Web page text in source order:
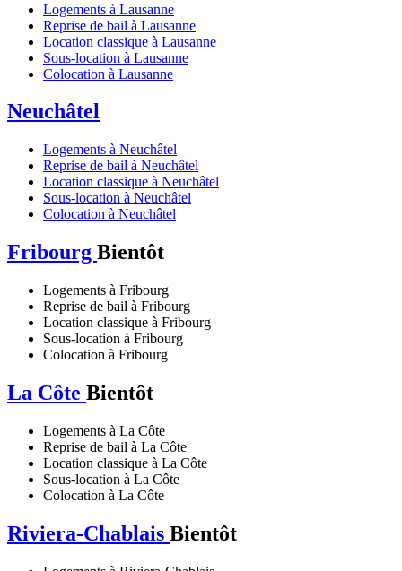
Logements à Lausanne
Reprise de bail à Lausanne
Location classique à Lausanne
Sous-location à Lausanne
Colocation à Lausanne
Neuchâtel
Logements à Neuchâtel
Reprise de bail à Neuchâtel
Location classique à Neuchâtel
Sous-location à Neuchâtel
Colocation à Neuchâtel
Fribourg Bientôt
Logements à Fribourg
Reprise de bail à Fribourg
Location classique à Fribourg
Sous-location à Fribourg
Colocation à Fribourg
La Côte Bientôt
Logements à La Côte
Reprise de bail à La Côte
Location classique à La Côte
Sous-location à La Côte
Colocation à La Côte
Riviera-Chablais Bientôt